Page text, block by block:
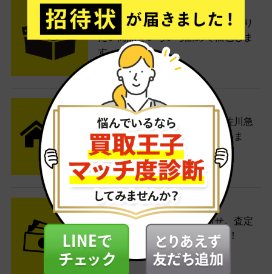
STEP1 お申込み・梱包
ネットでお申込みしたら、箱に売り
たい商品をいろいろ詰めて梱包しま
す。
STEP2 発送
送料無料でご自宅から発送！佐川急
便がご自宅まで引き取りに伺いま
す。
STEP3 ご入金
査定結果はメールでお知らせ。査定
結果がOKなら金額をお支払い！